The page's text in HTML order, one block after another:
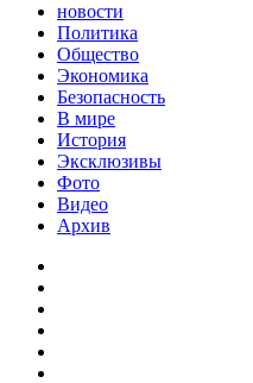
новости
Политика
Общество
Экономика
Безопасность
В мире
История
Эксклюзивы
Фото
Видео
Архив